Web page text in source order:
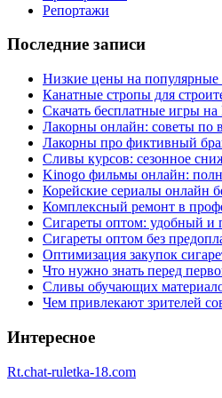
Репортажи
Последние записи
Низкие цены на популярные
Канатные стропы для
Скачать бесплатные игры
Лакорны онлайн: советы по
Лакорны про фиктивный
Сливы курсов: сезонное
Kinogo фильмы онлайн:
Корейские сериалы онлайн
Комплексный ремонт в
Сигареты оптом: удобный и
Сигареты оптом без
Оптимизация закупок
Что нужно знать перед
Сливы обучающих
Чем привлекают зрителей
Интересное
Rt.chat-ruletka-18.com